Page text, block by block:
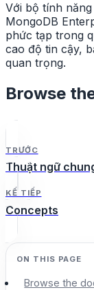
Với bộ tính
MongoDB
phức tạp trong
cao độ tin cậy,
quan trọng.
Browse
TRƯỚC
Thuật ngữ
KẾ TIẾP
Concepts
Browse the